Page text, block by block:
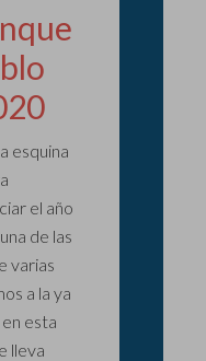
esquina
el año
de las
varias
a la ya
esta
lleva